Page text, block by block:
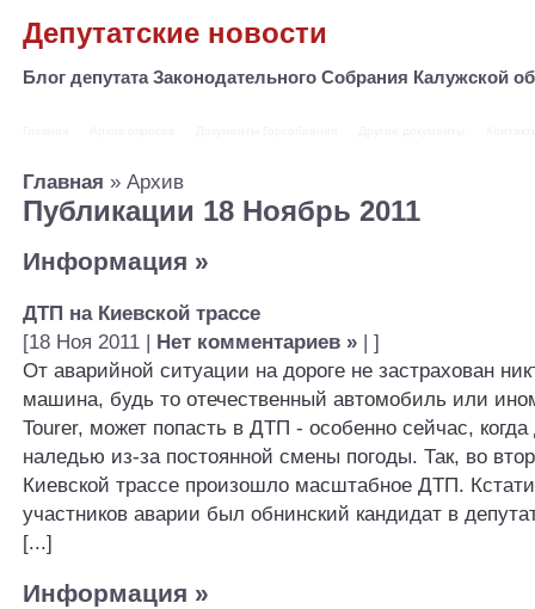
Депутатские новости
Блог депутата Законодательного Собрания Калужской
Главная » Архив
Публикации 18 Ноябрь 2011
Информация »
ДТП на Киевской трассе
[18 Ноя 2011 | Нет комментариев » | ]
От аварийной ситуации на дороге не застрахован
машина, будь то отечественный автомобиль или
Tourer, может попасть в ДТП - особенно сейчас, когда
наледью из-за постоянной смены погоды. Так, во
Киевской трассе произошло масштабное ДТП.
участников аварии был обнинский кандидат в
[...]
Информация »